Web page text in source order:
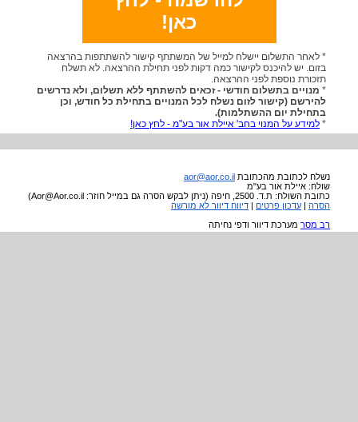
כאן!
* לאחר התשלום יישלח למייל של המשתתף קישור להשתתפות בהרצאה
בזום. יש להיכנס לקישור כמה דקות לפני תחילת ההרצאה. לא תשלח
תזכורת נוספת לפני ההרצאה.
* מנויים בתשלום חודשי - זכאים להשתתף ללא תשלום, ולא נדרשים
להירשם (קישור לזום נשלח לכל המנויים בתחילת כל חודש, וכן
בתחילת יום ההשתלמות).
* למידע על המנוי בחב' איילת אור בע"מ - לחץ כאן!
נשלח לכתובת מהכתובת aor@aor.co.il
שולח: איילת אור בע"מ
כתובת השולח: ת.ד. 2500, חיפה (ניתן לבקש הסרה גם במייל חוזר: Aor@Aor.co.il)
הסרה | עדכון פרטים | דיווח דיוור לא מורשה
רב מסר מערכת דיוור ודפי נחיתה